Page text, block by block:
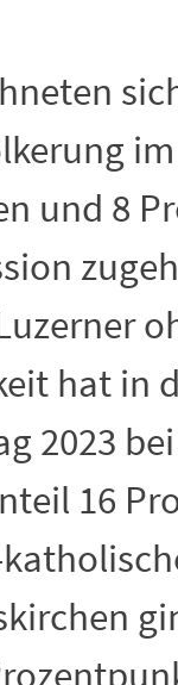
und 8
hat in
2023
16